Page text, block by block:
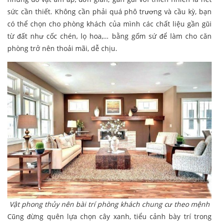
sức cần thiết. Không cần phải quá phô trương và cầu kỳ, bạn
có thể chọn cho phòng khách của mình các chất liệu gần gũi
từ đất như cốc chén, lọ hoa,… bằng gốm sứ để làm cho căn
phòng trở nên thoải mãi, dễ chịu.
Vật phong thủy nên bài trí phòng khách chung cư theo mệnh
Cũng đừng quên lựa chọn cây xanh, tiểu cảnh bày trí trong